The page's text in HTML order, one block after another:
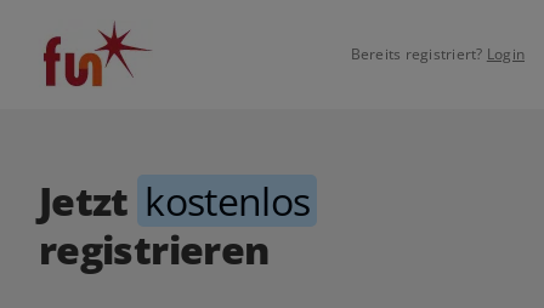
Bereits registriert? Login
Jetzt kostenlos
registrieren